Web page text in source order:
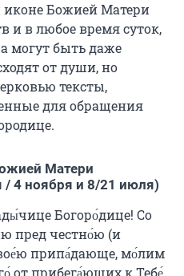
иконе Божией Матери
и в любое время суток,
могут быть даже
от души, но
тексты,
для обращения
Матери
/ 4 ноября и 8/21 июля)
Богоро́дице! Со
пред честно́ю (и
припа́дающе, мо́лим
от прибега́ющих к Тебе́.